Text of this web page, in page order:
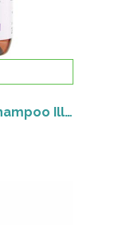
Antica Erboristeria Shampoo Illuminante Lavanda & Erbe della Provenza 250 ml